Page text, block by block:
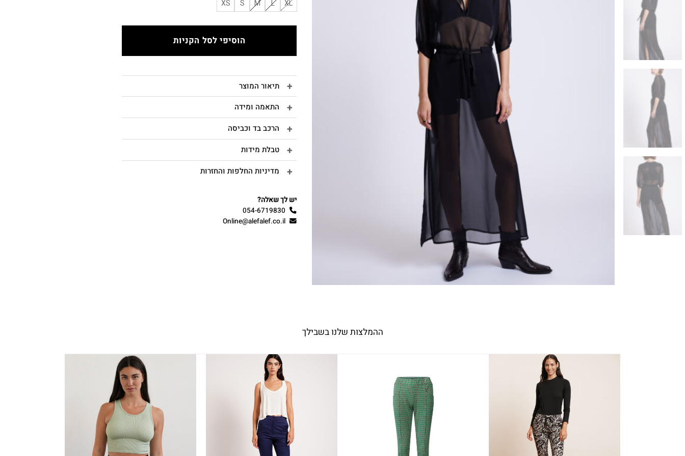
XL
L
M
S
XS
הוסיפי לסל הקניות
תיאור המוצר
התאמה ומידה
הרכב בד וכביסה
טבלת מידות
מדיניות החלפות והחזרות
יש לך שאלה?
054-6719830
Online@alefalef.co.il
ההמלצות שלנו בשבילך